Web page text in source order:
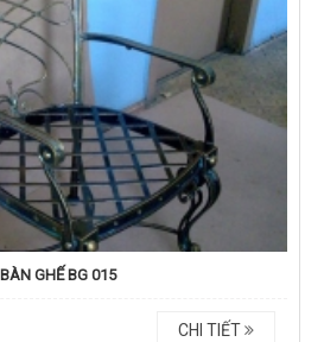
BÀN GHẾ BG 015
CHI TIẾT